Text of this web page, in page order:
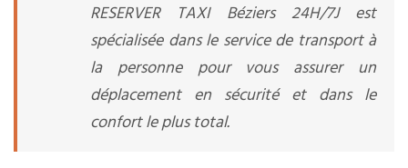
RESERVER TAXI Béziers 24H/7J est
spécialisée dans le service de transport à
la personne pour vous assurer un
déplacement en sécurité et dans le
confort le plus total.